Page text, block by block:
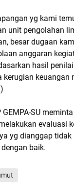
yg kami
unit pengolahan
besar dugaan
anggaran
hasil
kerugian keuangan
SU
evaluasi
yg dianggap
baik.